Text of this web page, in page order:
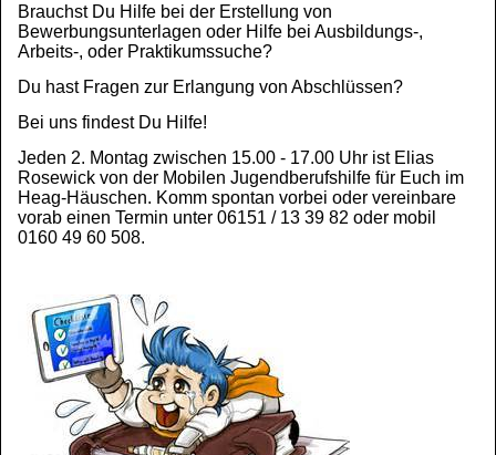
Brauchst Du Hilfe bei der Erstellung von
Bewerbungsunterlagen oder Hilfe bei Ausbildungs-,
Arbeits-, oder Praktikumssuche?
Du hast Fragen zur Erlangung von Abschlüssen?
Bei uns findest Du Hilfe!
Jeden 2. Montag zwischen 15.00 - 17.00 Uhr ist Elias
Rosewick von der Mobilen Jugendberufshilfe für Euch im
Heag-Häuschen. Komm spontan vorbei oder vereinbare
vorab einen Termin unter 06151 / 13 39 82 oder mobil
0160 49 60 508.